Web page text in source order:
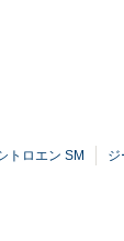
トロエン SM
ジ